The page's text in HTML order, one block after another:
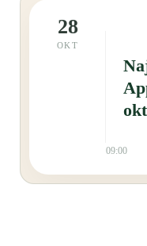
28
OKT
09:00